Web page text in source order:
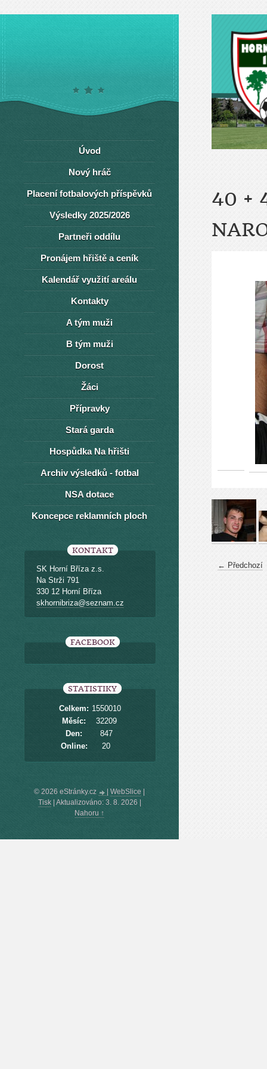
40 +
← Předchozí
Úvod
Nový hráč
Placení fotbalových příspěvků
Výsledky 2025/2026
Partneři oddílu
Pronájem hřiště a ceník
Kalendář využití areálu
Kontakty
A tým muži
B tým muži
Dorost
Žáci
Přípravky
Stará garda
Hospůdka Na hřišti
Archiv výsledků - fotbal
NSA dotace
Koncepce reklamních ploch
KONTAKT
SK Horní Bříza z.s.
Na Strži 791
330 12 Horní Bříza
skhornibriza@seznam.cz
FACEBOOK
STATISTIKY
Online: 20
Celkem: 1550010
Měsíc:
32209
Den:
847
© 2026 eStránky.cz WebSlice
Tisk| Aktualizováno: 3. 8. 2026
Nahoru ↑